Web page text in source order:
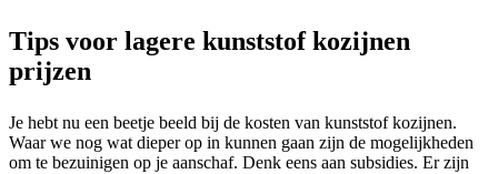
Tips voor lagere kunststof kozijnen
prijzen
Je hebt nu een beetje beeld bij de kosten van kunststof kozijnen.
Waar we nog wat dieper op in kunnen gaan zijn de mogelijkheden
om te bezuinigen op je aanschaf. Denk eens aan subsidies. Er zijn